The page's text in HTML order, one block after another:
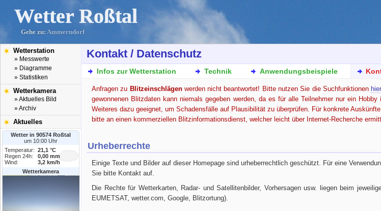
Wetter Roßtal
Gehe zu: Ammerndorf
Wetterstation
» Messwerte
» Diagramme
» Statistiken
Wetterkamera
» Aktuelles Bild
» Archiv
Aktuelles
Wetter in 90574 Roßtal
um 10:00 Uhr
Temperatur:
21,1 °C
Regen 24h:
0,00 mm
Wind:
3,2 km/h
Wetterkamera
Kontakt / Datenschutz
Infos zur Wetterstation Technik Anwendungsbeispiele
Anfragen zu Blitzeinschlägenwerden nicht beantwortet! Bitte nutzen Sie die Suchfunktionen hier
gewonnenen Blitzdaten kann niemals gegeben werden, da es für alle Teilnehmer nur ein
Weiteres dazu geeignet, um Schadensfälle auf Plausibilität zu überprüfen. Für konkrete
bitte an einen kommerziellen Blitzinformationsdienst, welcher leicht über Internet-Recherche
Urheberrechte
Einige Texte und Bilder auf dieser Homepage sind urheberrechtlich geschützt. Für eine
Sie bitte Kontakt auf.
Die Rechte für Wetterkarten, Radar- und Satellitenbilder, Vorhersagen usw. liegen beim
EUMETSAT, wetter.com, Google, Blitzortung).